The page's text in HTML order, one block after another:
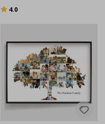
Beoordeling:
4.0